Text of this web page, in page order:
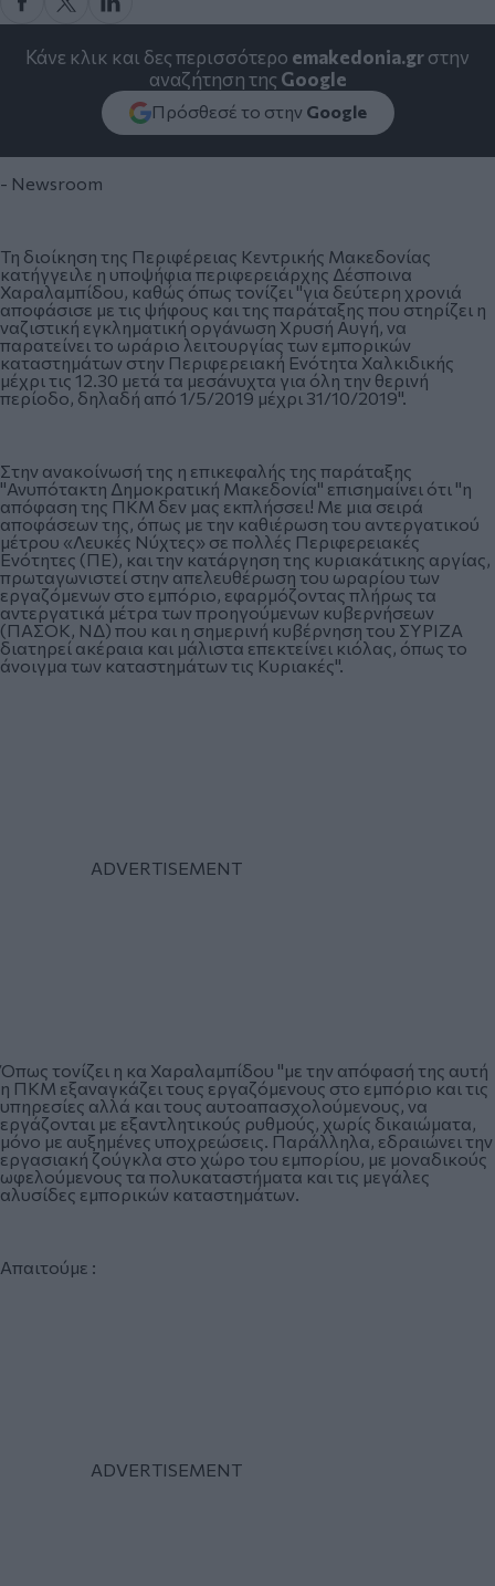
Κάνε κλικ και δες περισσότερο emakedonia.grστην
αναζήτηση της Google
Πρόσθεσέ το στην Google
- Newsroom
Τη διοίκηση της Περιφέρειας Κεντρικής Μακεδονίας
κατήγγειλε η υποψήφια περιφερειάρχης Δέσποινα
Χαραλαμπίδου, καθώς όπως τονίζει "για δεύτερη χρονιά
αποφάσισε με τις ψήφους και της παράταξης που στηρίζει η
ναζιστική εγκληματική οργάνωση Χρυσή Αυγή, να
παρατείνει το ωράριο λειτουργίας των εμπορικών
καταστημάτων στην Περιφερειακή Ενότητα Χαλκιδικής
μέχρι τις 12.30 μετά τα μεσάνυχτα για όλη την θερινή
περίοδο, δηλαδή από 1/5/2019 μέχρι 31/10/2019".
Στην ανακοίνωσή της η επικεφαλής της παράταξης
"Ανυπότακτη Δημοκρατική Μακεδονία" επισημαίνει ότι "η
απόφαση της ΠΚΜ δεν μας εκπλήσσει! Με μια σειρά
αποφάσεων της, όπως με την καθιέρωση του αντεργατικού
μέτρου «Λευκές Νύχτες» σε πολλές Περιφερειακές
Ενότητες (ΠΕ), και την κατάργηση της κυριακάτικης αργίας,
πρωταγωνιστεί στην απελευθέρωση του ωραρίου των
εργαζόμενων στο εμπόριο, εφαρμόζοντας πλήρως τα
αντεργατικά μέτρα των προηγούμενων κυβερνήσεων
(ΠΑΣΟΚ, ΝΔ) που και η σημερινή κυβέρνηση του ΣΥΡΙΖΑ
διατηρεί ακέραια και μάλιστα επεκτείνει κιόλας, όπως το
άνοιγμα των καταστημάτων τις Κυριακές".
Όπως τονίζει η κα Χαραλαμπίδου "με την απόφασή της αυτή
η ΠΚΜ εξαναγκάζει τους εργαζόμενους στο εμπόριο και τις
υπηρεσίες αλλά και τους αυτοαπασχολούμενους, να
εργάζονται με εξαντλητικούς ρυθμούς, χωρίς δικαιώματα,
μόνο με αυξημένες υποχρεώσεις. Παράλληλα, εδραιώνει την
εργασιακή ζούγκλα στο χώρο του εμπορίου, με μοναδικούς
ωφελούμενους τα πολυκαταστήματα και τις μεγάλες
αλυσίδες εμπορικών καταστημάτων.
Απαιτούμε :